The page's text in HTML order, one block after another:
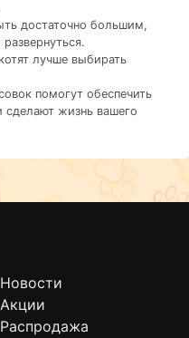
достаточно большим,
лучше выбирать
помогут обеспечить
жизнь вашего
Новости
Акции
Распродажа